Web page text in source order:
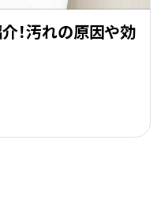
！汚れの原因や効